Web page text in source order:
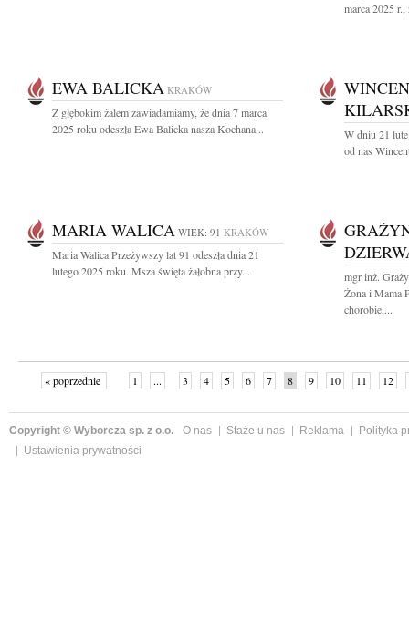
marca 2025
EWA BALICKA KRAKÓW
Z głębokim żalem zawiadamiamy, że dnia 7 marca
2025 roku odeszła Ewa Balicka nasza Kochana...
W dniu 21
od nas
MARIA WALICA WIEK: 91 KRAKÓW
Maria Walica Przeżywszy lat 91 odeszła dnia 21
lutego 2025 roku. Msza święta żałobna przy...
mgr inż.
Żona i Mama
chorobie,...
« poprzednie 1 ... 3 4 5 6 7 8 9 10 11 12
Copyright © Wyborcza sp. z o.o. O nas Staże u nas Reklama
Polityka
Ustawienia prywatności